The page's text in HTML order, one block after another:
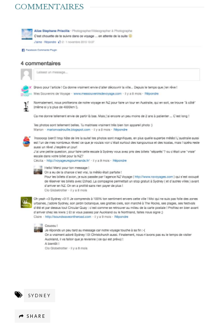
COMMENTAIRES
SYDNEY
SHARE